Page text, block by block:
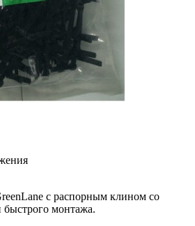
с распорным клином со
быстрого монтажа.